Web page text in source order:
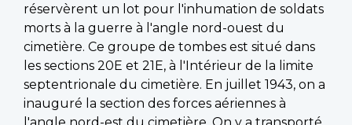
réservèrent un lot pour l'inhumation de soldats
morts à la guerre à l'angle nord-ouest du
cimetière. Ce groupe de tombes est situé dans
les sections 20E et 21E, à l'Intérieur de la limite
septentrionale du cimetière. En juillet 1943, on a
inauguré la section des forces aériennes à
l'angle nord-est du cimetière. On y a transporté